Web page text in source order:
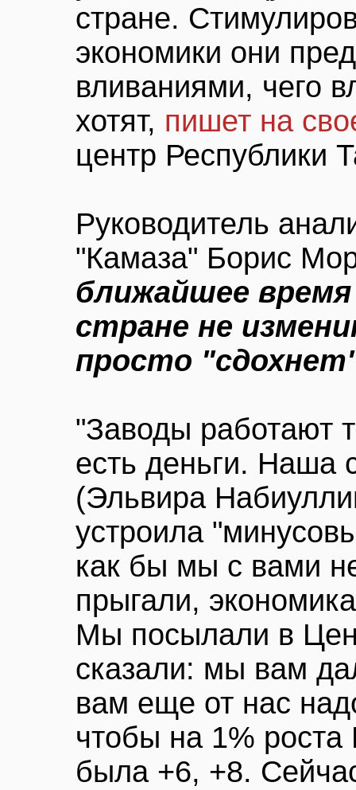
стране.
экономики они
вливаниями, чего
хотят, пишет на
центр Республики
Руководитель
"Камаза" Борис
ближайшее
стране не
просто
"Заводы работают
есть деньги. Наша
(Эльвира
устроила
как бы мы с вами
прыгали,
Мы посылали в
сказали: мы вам
вам еще от нас
чтобы на 1%
была +6, +8.